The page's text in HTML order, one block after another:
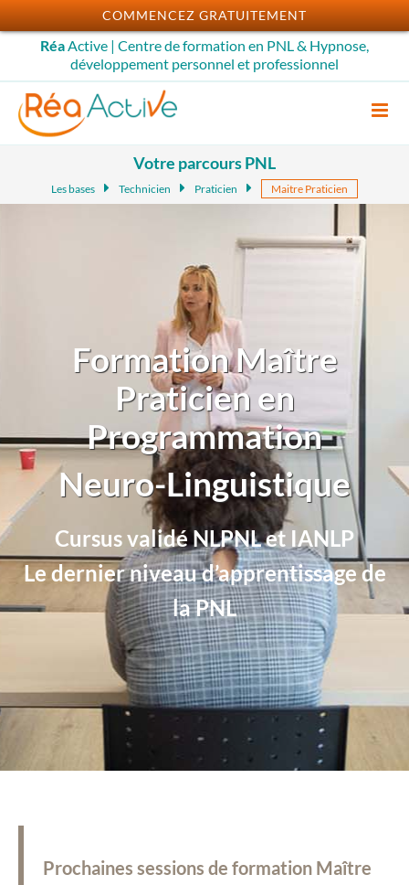
Passer
au
contenu
RéaActive | Centre de formation en PNL & Hypnose,
développement personnel et professionnel
Votre parcours PNL
Les bases Technicien Praticien Maitre Praticien
Formation Maître
Praticien en
Programmation
Neuro-Linguistique
Cursus validé NLPNL et IANLP
Le dernier niveau d’apprentissage de
la PNL
Prochaines sessions de formation Maître
COMMENCEZ GRATUITEMENT